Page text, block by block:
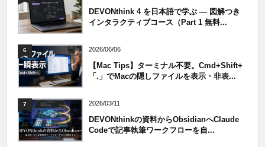
DEVONthink 4 を日本語で学ぶ — 図解つき
インタラクティブコース（Part 1 無料...
6 2026/06/06
【Mac Tips】ターミナル不要。Cmd+Shift+
「.」でMacの隠しファイルを表示・非表...
7 2026/03/11
DEVONthinkの資料からObsidianへClaude
Codeで記事執筆ワークフローを自...